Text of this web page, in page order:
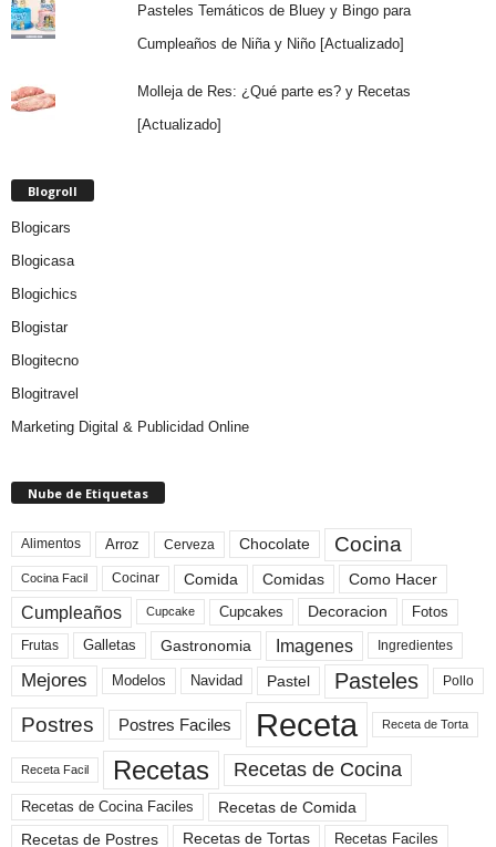
Pasteles Temáticos de Bluey y Bingo para
Cumpleaños de Niña y Niño [Actualizado]
Molleja de Res: ¿Qué parte es? y Recetas
[Actualizado]
Blogroll
Blogicars
Blogicasa
Blogichics
Blogistar
Blogitecno
Blogitravel
Marketing Digital & Publicidad Online
Nube de Etiquetas
Alimentos Arroz Cerveza Chocolate Cocina
Cocina Facil Cocinar Comida Comidas Como Hacer
Cumpleaños Cupcake Cupcakes Decoracion Fotos
Frutas Galletas Gastronomia Imagenes Ingredientes
Mejores Modelos Navidad Pastel Pasteles Pollo
Postres Postres Faciles Receta Receta de Torta
Receta Facil Recetas Recetas de Cocina
Recetas de Cocina Faciles
Recetas de Comida
Recetas de Postres
Recetas de Tortas Recetas Faciles